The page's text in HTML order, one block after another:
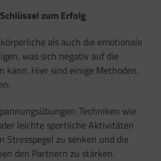
zum Erfolg
als auch die emotionale
was sich negativ auf die
kann. Hier sind einige Methoden,
Techniken wie
leichte sportliche Aktivitäten
Stresspegel zu senken und die
den Partnern zu stärken.